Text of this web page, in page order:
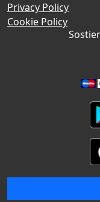
Privacy Policy
Cookie Policy